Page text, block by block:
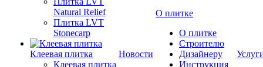
Natural Relief
Плитка LVT
Stonecarp
Клеевая плитка
Клеевая плитка
Новости
О плитке
О плитке
Строителю
Дизайнеру
Инструкция